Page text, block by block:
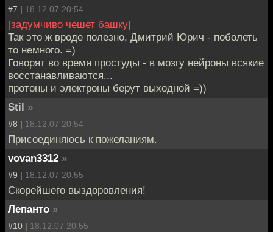
#7 | 18.12.07 20:54
[задумчиво чешет башку]
Так это ж вроде полезно, Дмитрий Юрич - поболеть
то немного. =)
Говорят во время простуды - в мозгу нейроны всякие
восстанавливаются...
протоны и электроны берут выходной =))
Stil »
#8 | 18.12.07 20:54
Присоединяюсь к пожеланиям.
vovan3312 »
#9 | 18.12.07 20:55
Скорейшего выздоровления!
Лепанто »
#10 | 18.12.07 20:55